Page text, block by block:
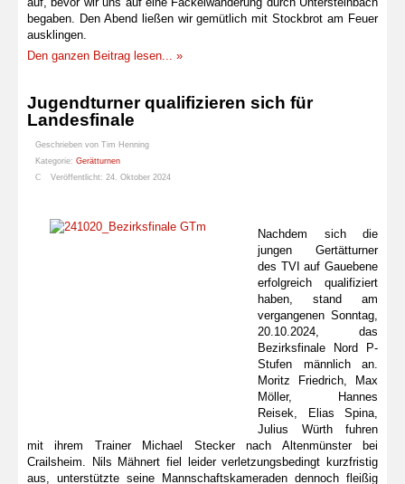
begaben. Den Abend ließen wir gemütlich mit Stockbrot am Feuer
ausklingen.
Den ganzen Beitrag lesen... »
Jugendturner qualifizieren sich für
Landesfinale
Geschrieben von Tim Henning
Kategorie: Gerätturnen
Veröffentlicht: 24. Oktober 2024
Nachdem sich die
jungen Gertätturner
des TVI auf Gauebene
erfolgreich qualifiziert
haben, stand am
vergangenen Sonntag,
20.10.2024, das
Bezirksfinale Nord P-
Stufen männlich an.
Moritz Friedrich, Max
Möller, Hannes
Reisek, Elias Spina,
Julius Würth fuhren
mit ihrem Trainer Michael Stecker nach Altenmünster bei
Crailsheim. Nils Mähnert fiel leider verletzungsbedingt kurzfristig
aus, unterstützte seine Mannschaftskameraden dennoch fleißig